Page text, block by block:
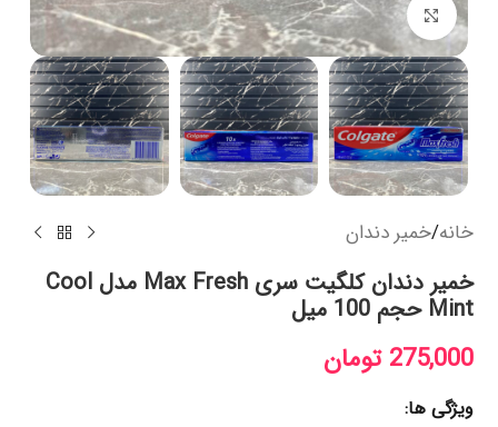
بزرگنمایی تصویر
خانه/خمیر دندان
خمیر دندان کلگیت سری Max Fresh مدل Cool
Mint حجم 100 میل
275,000 تومان
ویژگی ها: